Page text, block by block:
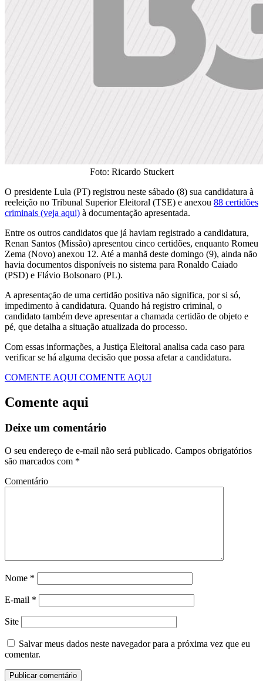
Foto: Ricardo Stuckert
O presidente Lula (PT) registrou neste sábado (8) sua candidatura à
reeleição no Tribunal Superior Eleitoral (TSE) e anexou 88 certidões
criminais (veja aqui) à documentação apresentada.
Entre os outros candidatos que já haviam registrado a candidatura,
Renan Santos (Missão) apresentou cinco certidões, enquanto Romeu
Zema (Novo) anexou 12. Até a manhã deste domingo (9), ainda não
havia documentos disponíveis no sistema para Ronaldo Caiado
(PSD) e Flávio Bolsonaro (PL).
A apresentação de uma certidão positiva não significa, por si só,
impedimento à candidatura. Quando há registro criminal, o
candidato também deve apresentar a chamada certidão de objeto e
pé, que detalha a situação atualizada do processo.
Com essas informações, a Justiça Eleitoral analisa cada caso para
verificar se há alguma decisão que possa afetar a candidatura.
COMENTE AQUI COMENTE AQUI
Comente aqui
Deixe um comentário
O seu endereço de e-mail não será publicado. Campos obrigatórios
são marcados com *
Comentário
Nome *
E-mail *
Site
Salvar meus dados neste navegador para a próxima vez que eu
comentar.